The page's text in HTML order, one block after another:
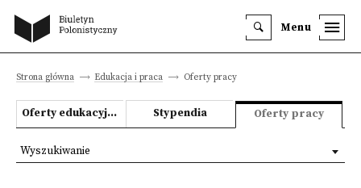
Menu
Strona główna Edukacja i praca Oferty pracy
Oferty edukacyjne Stypendia Oferty pracy
Wyszukiwanie